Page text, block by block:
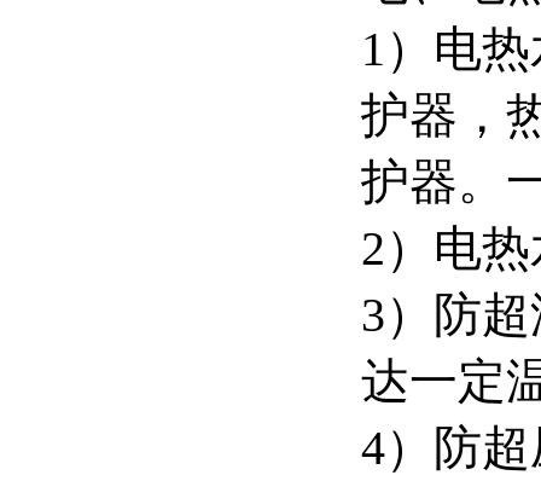
1）电
护器，
护器。
2）电
3）防
达一定
4）防